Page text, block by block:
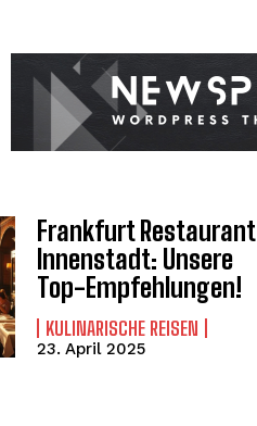
Frankfurt Restaurant
Innenstadt: Unsere
Top-Empfehlungen!
KULINARISCHE REISEN
23. April 2025